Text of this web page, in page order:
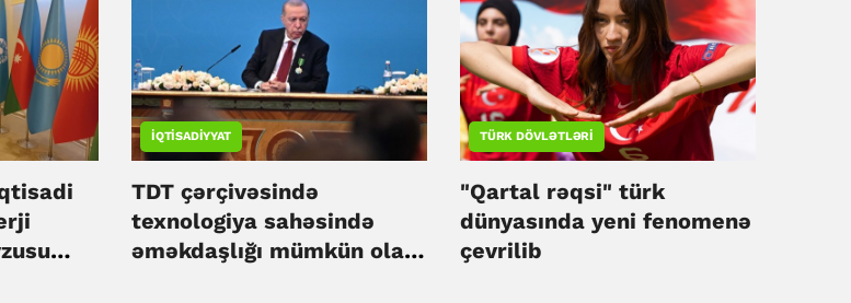
İQTISADIYYAT
TDT çərçivəsində
texnologiya sahəsində
əməkdaşlığı mümkün olan
TÜRK DÖVLƏTLƏRI
"Qartal rəqsi" türk
dünyasında yeni fenomenə
çevrilib